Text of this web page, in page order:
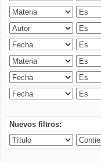
Nuevos filtros: